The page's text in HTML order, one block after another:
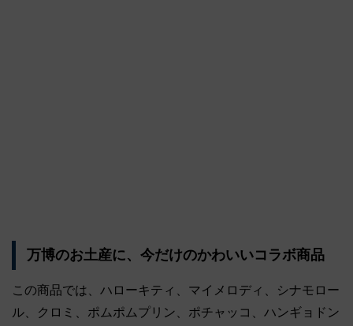
万博のお土産に、今だけのかわいいコラボ商品
この商品では、ハローキティ、マイメロディ、シナモロー
ル、クロミ、ポムポムプリン、ポチャッコ、ハンギョドン